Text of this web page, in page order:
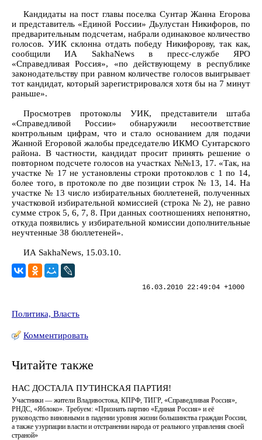
Кандидаты на пост главы поселка Сунтар Жанна Егорова
и представитель «Единой России» Дьулустан Никифоров, по
предварительным подсчетам, набрали одинаковое количество
голосов. УИК склонна отдать победу Никифорову, так как,
сообщили ИА SakhaNews в пресс-службе ЯРО
«Справедливая Россия», «по действующему в республике
законодательству при равном количестве голосов выигрывает
тот кандидат, который зарегистрировался хотя бы на 7 минут
раньше».
Просмотрев протоколы УИК, представители штаба
«Справедливой России» обнаружили несоответствие
контрольным цифрам, что и стало основанием для подачи
Жанной Егоровой жалобы председателю ИКМО Сунтарского
района. В частности, кандидат просит принять решение о
повторном подсчете голосов на участках №№13, 17. «Так, на
участке № 17 не установлены строки протоколов с 1 по 14,
более того, в протоколе по две позиции строк № 13, 14. На
участке № 13 число избирательных бюллетеней, полученных
участковой избирательной комиссией (строка № 2), не равно
сумме строк 5, 6, 7, 8. При данных соотношениях непонятно,
откуда появились у избирательной комиссии дополнительные
неучтенные 38 бюллетеней».
ИА SakhaNews, 15.03.10.
16.03.2010 22:49:04 +1000
Политика, Власть
Комментировать
Читайте также
НАС ДОСТАЛА ПУТИНСКАЯ ПАРТИЯ!
Участники — жители Владивостока, КПРФ, ТИГР, «Справедливая Россия»,
РНДС, «Яблоко». Требуем: «Признать партию «Единая Россия» и её
руководство виновными в падении уровня жизни большинства граждан России,
а также узурпации власти и отстранении народа от реального управления своей
страной»